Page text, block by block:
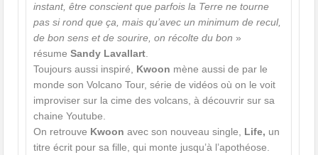
instant, être conscient que parfois la Terre ne tourne
pas si rond que ça, mais qu’avec un minimum de recul,
de bon sens et de sourire, on récolte du bon »
résumeSandy Lavallart
Toujours aussi inspiré, Kwoon mène aussi de par le
monde son Volcano Tour, série de vidéos où on le voit
improviser sur la cime des volcans, à découvrir sur sa
chaine Youtube.
On retrouve Kwoon avec son nouveau single, Life, un
titre écrit pour sa fille, qui monte jusqu’à l’apothéose.